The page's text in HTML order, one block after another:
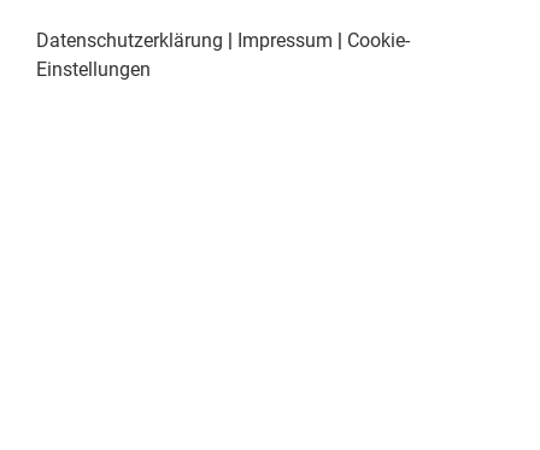
Datenschutzerklärung Impressum
Cookie-
Einstellungen